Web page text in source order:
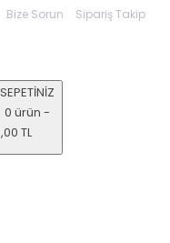
Bize Sorun Sipariş Takip
SEPETİNİZ
0 ürün -
TL